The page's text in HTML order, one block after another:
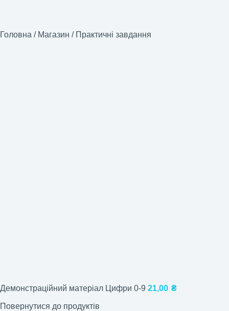
Головна / Магазин / Практичні завдання
Демонстраційний матеріал Цифри 0-9 21,00 ₴
Повернутися до продуктів